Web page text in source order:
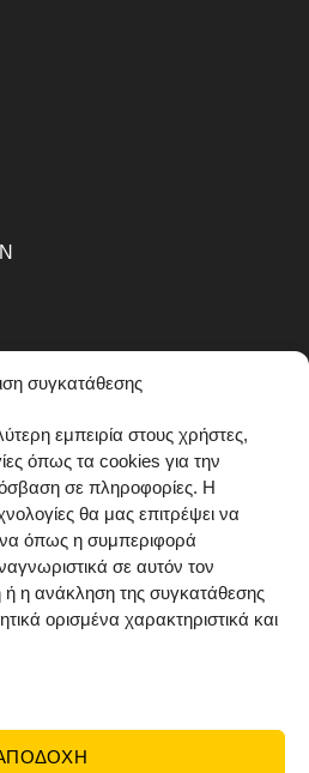
συγκατάθεσης
εμπειρία στους χρήστες,
όπως τα cookies για την
σε πληροφορίες. Η
θα μας επιτρέψει να
όπως η συμπεριφορά
σε αυτόν τον
ή η ανάκληση της συγκατάθεσης
ορισμένα χαρακτηριστικά και